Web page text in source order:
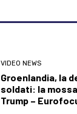
VIDEO NEWS
Groenlandia, la
soldati: la
Trump –